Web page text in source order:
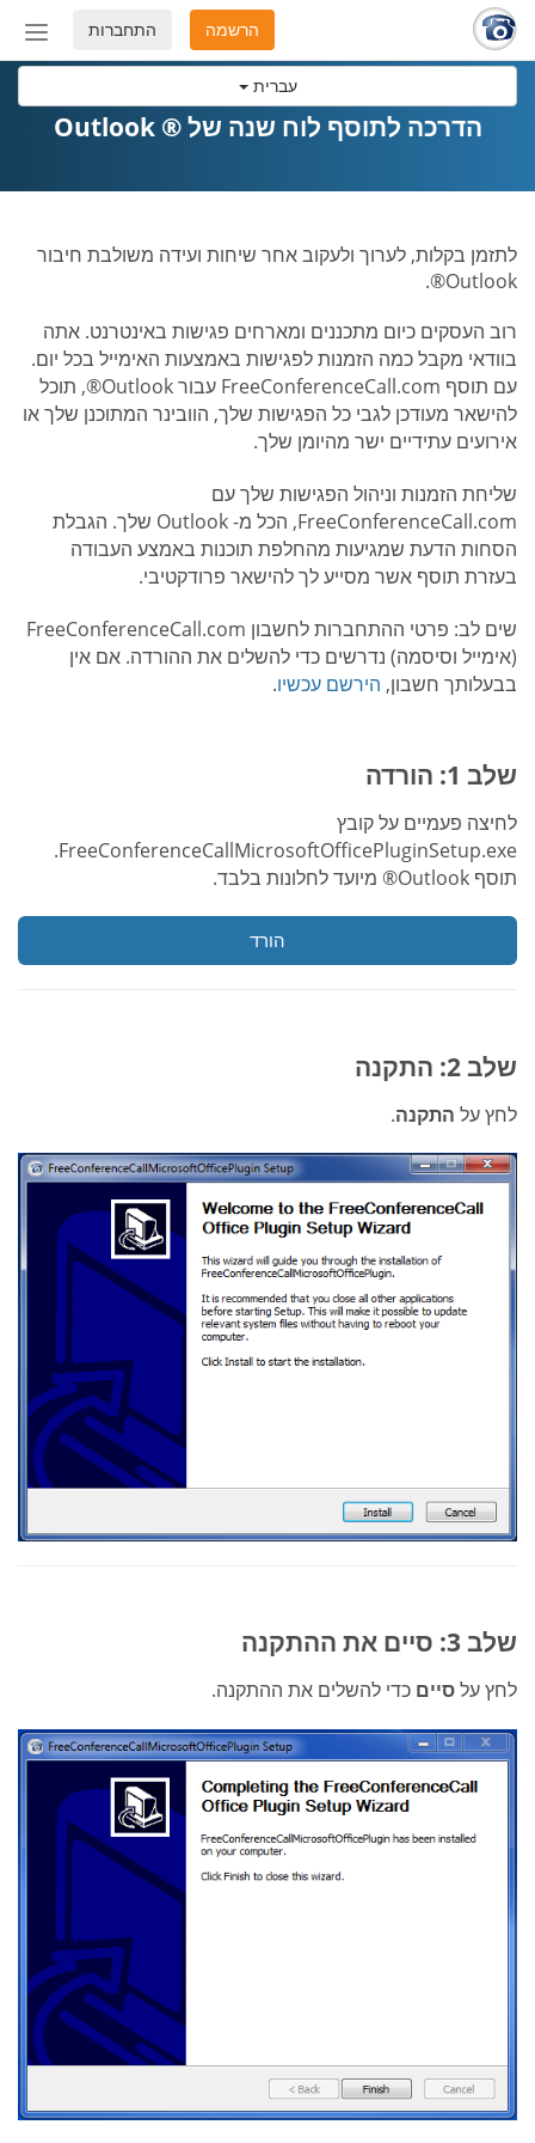
עברית
מצב
התחברות הרשמה
הדרכה לתוסף לוח שנה של ® Outlook
לתזמן בקלות, לערוך ולעקוב אחר שיחות ועידה משולבת חיבור
Outlook®.
רוב העסקים כיום מתכננים ומארחים פגישות באינטרנט. אתה
בוודאי מקבל כמה הזמנות לפגישות באמצעות האימייל בכל יום.
עם תוסף FreeConferenceCall.com עבור Outlook®, תוכל
להישאר מעודכן לגבי כל הפגישות שלך, הוובינר המתוכנן שלך או
אירועים עתידיים ישר מהיומן שלך.
שליחת הזמנות וניהול הפגישות שלך עם
FreeConferenceCall.com, הכל מ- Outlook שלך. הגבלת
הסחות הדעת שמגיעות מהחלפת תוכנות באמצע העבודה
בעזרת תוסף אשר מסייע לך להישאר פרודקטיבי.
שים לב: פרטי ההתחברות לחשבון FreeConferenceCall.com
(אימייל וסיסמה) נדרשים כדי להשלים את ההורדה. אם אין
בבעלותך חשבון, הירשם עכשיו.
שלב 1: הורדה
לחיצה פעמיים על קובץ
FreeConferenceCallMicrosoftOfficePluginSetup.exe.
תוסף Outlook® מיועד לחלונות בלבד.
הורד
שלב 2: התקנה
לחץ על התקנה.
שלב 3: סיים את ההתקנה
לחץ עלסיים כדי להשלים את ההתקנה.